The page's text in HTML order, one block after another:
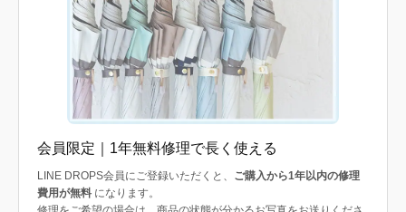
会員限定｜1年無料修理で長く使える
LINE DROPS会員にご登録いただくと、 ご購入から1年以内の修理
費用が無料 になります。